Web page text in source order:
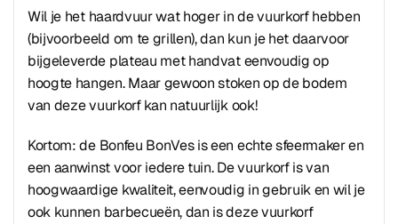
Wil je het haardvuur wat hoger in de vuurkorf hebben
(bijvoorbeeld om te grillen), dan kun je het daarvoor
bijgeleverde plateau met handvat eenvoudig op
hoogte hangen. Maar gewoon stoken op de bodem
van deze vuurkorf kan natuurlijk ook!
Kortom: de Bonfeu BonVes is een echte sfeermaker en
een aanwinst voor iedere tuin. De vuurkorf is van
hoogwaardige kwaliteit, eenvoudig in gebruik en wil je
ook kunnen barbecueën, dan is deze vuurkorf